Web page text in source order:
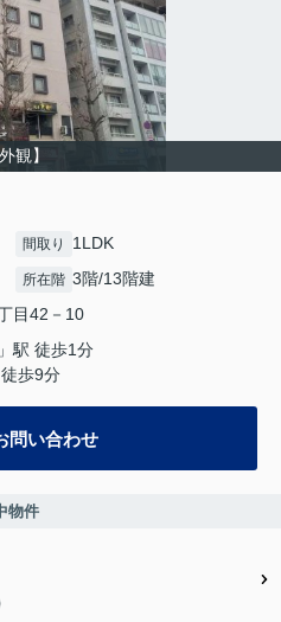
外観】
間取り 1LDK
所在階 3階/13階建
目42－10
」駅 徒歩1分
徒歩9分
問い合わせ
物件